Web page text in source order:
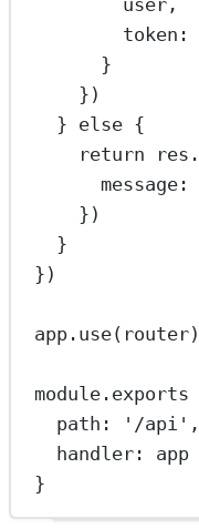
user,
token:
}
})
} else {
return res.
message:
})
}
})
app. use(router)
module . exports
path:
'/api' ,
handler: app
}